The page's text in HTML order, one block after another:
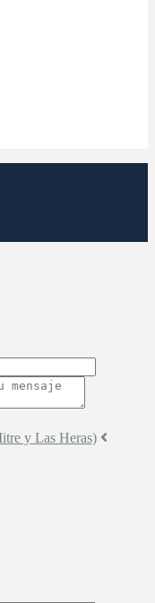
y Las Heras)